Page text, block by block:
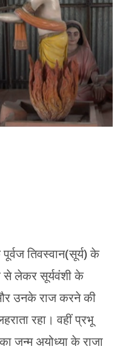
तिवस्वान(सूर्य) के
से लेकर सूर्यवंशी के
उनके राज करने की
रहा। वहीं प्रभू
जन्म अयोध्या के राजा